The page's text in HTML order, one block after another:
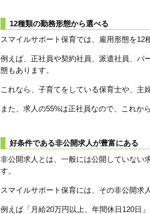
12種類の勤務形態から選べる
スマイルサポート保育では、雇用形態を12
例えば、正社員や契約社員、派遣社員、パ
態もあります。
これなら、子育てをしている保育士や、主
また、求人の55%は正社員なので、これか
好条件である非公開求人が豊富にある
非公開求人とは、一般には公開していない
す。
スマイルサポート保育には、その非公開求
例えば「月給20万円以上、年間休日120日